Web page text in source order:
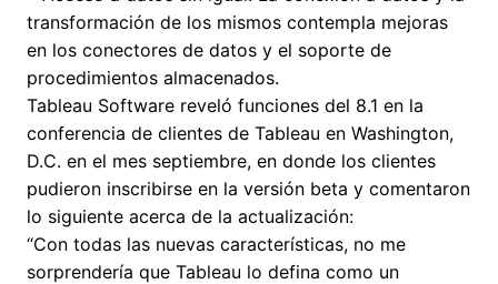
transformación de los mismos contempla mejoras
en los conectores de datos y el soporte de
procedimientos almacenados.
Tableau Software reveló funciones del 8.1 en la
conferencia de clientes de Tableau en Washington,
D.C. en el mes septiembre, en donde los clientes
pudieron inscribirse en la versión beta y comentaron
lo siguiente acerca de la actualización:
“Con todas las nuevas características, no me
sorprendería que Tableau lo defina como un